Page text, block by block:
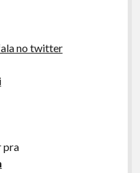
no twitter
pra